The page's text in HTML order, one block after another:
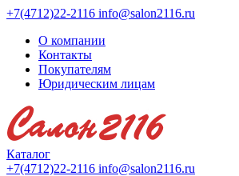
+7(4712)22-2116 info@salon2116.ru
О компании
Контакты
Покупателям
Юридическим лицам
Каталог
+7(4712)22-2116 info@salon2116.ru